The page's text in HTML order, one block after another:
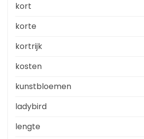
kort
korte
kortrijk
kosten
kunstbloemen
ladybird
lengte